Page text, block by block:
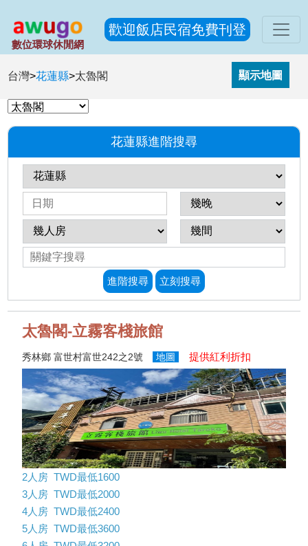
數位環球休閒網
歡迎飯店民宿免費刊登
台灣>花蓮縣>太魯閣
花蓮縣進階搜尋
進階搜尋 立刻搜尋
太魯閣-立霧客棧旅館
秀林鄉 富世村富世242之2號 地圖 提供紅利折扣
2人房 TWD最低1600
3人房 TWD最低2000
4人房 TWD最低2400
5人房 TWD最低3600